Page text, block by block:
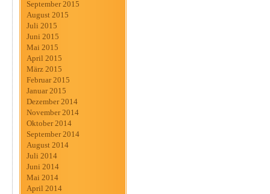
September 2015
August 2015
Juli 2015
Juni 2015
Mai 2015
April 2015
März 2015
Februar 2015
Januar 2015
Dezember 2014
November 2014
Oktober 2014
September 2014
August 2014
Juli 2014
Juni 2014
Mai 2014
April 2014